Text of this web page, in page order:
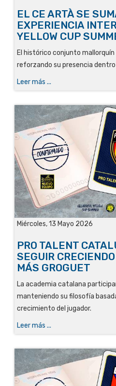
EL CE ARTÀ SE
EXPERIENCIA
YELLOW CUP
El histórico conjunto
reforzando su presencia
Leer más ...
Miércoles, 13 Mayo 2026
PRO TALENT
SEGUIR
MÁS GROGUET
La academia catalana
manteniendo su filosofía
crecimiento del jugador.
Leer más ...